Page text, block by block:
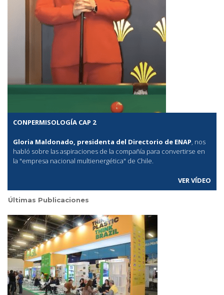
CONPERMISOLOGÍA CAP 2
Gloria Maldonado, presidenta del Directorio de ENAP , nos
habló sobre las aspiraciones de la compañía para convertirse en
la "empresa nacional multienergética" de Chile.
VER VÍDEO
Últimas Publicaciones